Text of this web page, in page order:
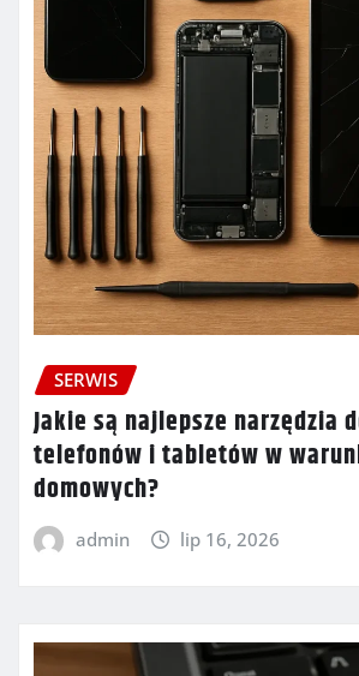
SERWIS
Jakie są najlepsze narzędzia
telefonów i tabletów w
domowych?
admin lip 16, 2026